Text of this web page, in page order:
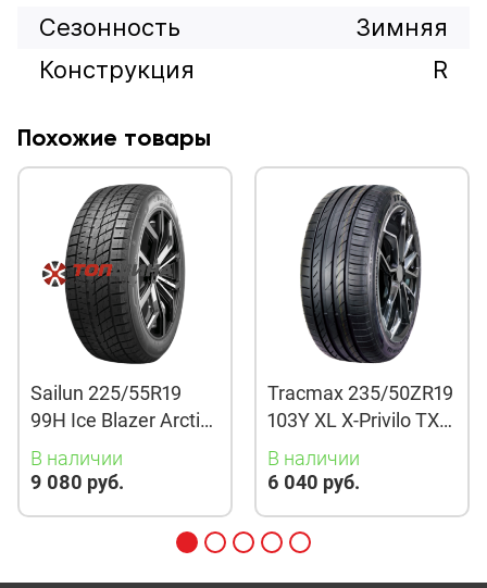
Сезонность
Зимняя
Конструкция
R
Похожие товары
Sailun 225/55R19
99H Ice Blazer Arctic
Evo TL
В наличии
9 080 руб.
Tracmax 235/50ZR19
103Y XL X-Privilo TX3
TL
В наличии
6 040 руб.